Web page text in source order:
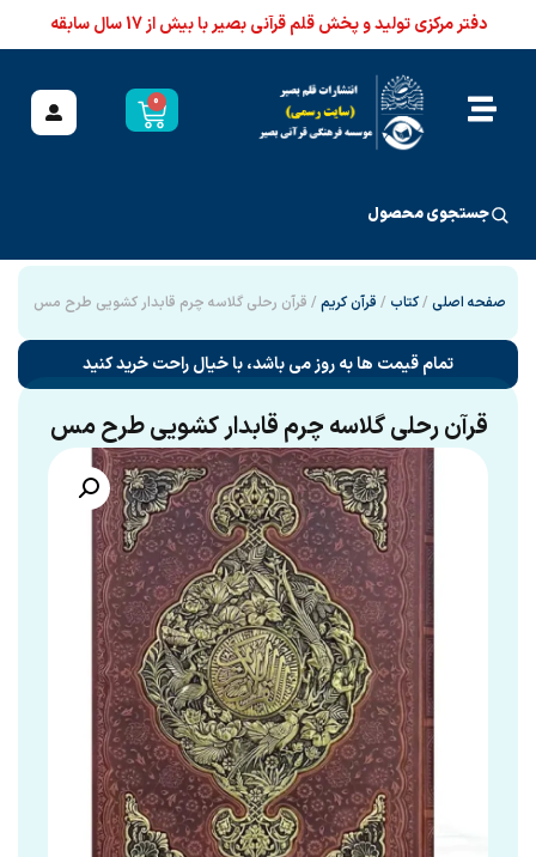
دفتر مرکزی تولید و پخش قلم قرآنی بصیر با بیش از 17 سال سابقه
0
جستجوی محصول
صفحه اصلی /کتاب / قرآن کریم / قرآن رحلی گلاسه چرم قابدار کشویی طرح مس
تمام قیمت ها به روز می باشد، با خیال راحت خرید کنید
قرآن رحلی گلاسه چرم قابدار کشویی طرح مس